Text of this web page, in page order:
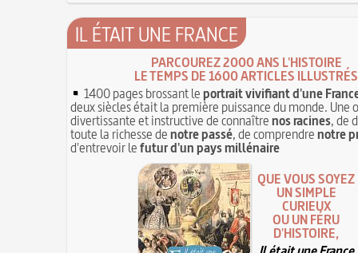
IL ÉTAIT UNE FRANCE
PARCOUREZ 2000 ANS L'HISTOIRE
LE TEMPS DE 1600 ARTICLES ILLUSTRÉS
1400 pages brossant leportrait vivifiant d'une
deux siècles était la première puissance du monde. Une
divertissante et instructive de connaîtrenos racines, de
toute la richesse denotre passé, de comprendrenotre
d'entrevoir lefutur d'un pays millénaire
QUE VOUS SOYEZ
UN SIMPLE
CURIEUX
OU UN FÉRU
D'HISTOIRE,